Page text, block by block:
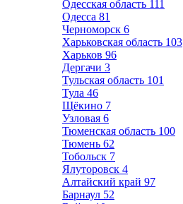
Одесская область 111
Одесса 81
Черноморск 6
Харьковская область 103
Харьков 96
Дергачи 3
Тульская область 101
Тула 46
Щёкино 7
Узловая 6
Тюменская область 100
Тюмень 62
Тобольск 7
Ялуторовск 4
Алтайский край 97
Барнаул 52